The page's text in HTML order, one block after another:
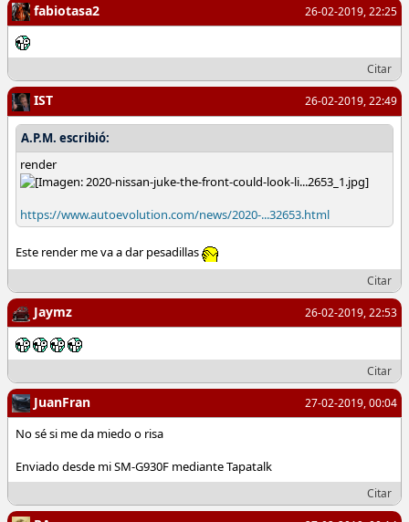
26-02-2019, 22:25
fabiotasa2
Citar
26-02-2019, 22:49
IST
A.P.M. escribió:
render
https://www.autoevolution.com/news/2020-...32653.html
Este render me va a dar pesadillas
Citar
26-02-2019, 22:53
Jaymz
Citar
27-02-2019, 00:04
JuanFran
No sé si me da miedo o risa
Enviado desde mi SM-G930F mediante Tapatalk
Citar